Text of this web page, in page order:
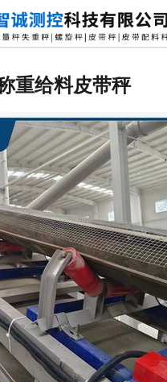
网站首页
- DCS-D系列单斗
- DCS-SP系列粉粒
- DCS-DP系列粉粒
- DCS-L系列粉状包
DCS-S系列无斗定
- DCS-X系列振动小
重给料皮带秤